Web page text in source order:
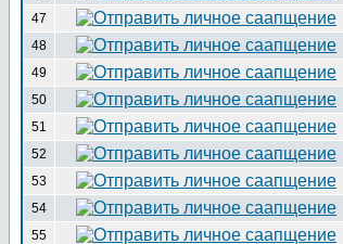
47
48
49
50
51
52
53
54
55